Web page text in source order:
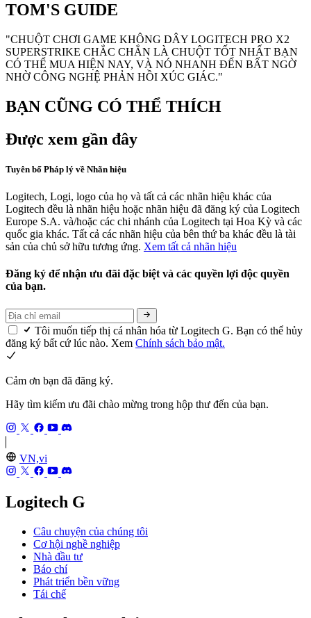
TOM'S GUIDE
"CHUỘT CHƠI GAME KHÔNG DÂY LOGITECH PRO X2
SUPERSTRIKE CHẮC CHẮN LÀ CHUỘT TỐT NHẤT BẠN
CÓ THỂ MUA HIỆN NAY, VÀ NÓ NHANH ĐẾN BẤT NGỜ
NHỜ CÔNG NGHỆ PHẢN HỒI XÚC GIÁC."
BẠN CŨNG CÓ THỂ THÍCH
Được xem gần đây
Tuyên bố Pháp lý về Nhãn hiệu
Logitech, Logi, logo của họ và tất cả các nhãn hiệu khác của
Logitech đều là nhãn hiệu hoặc nhãn hiệu đã đăng ký của Logitech
Europe S.A. và/hoặc các chi nhánh của Logitech tại Hoa Kỳ và các
quốc gia khác. Tất cả các nhãn hiệu của bên thứ ba khác đều là tài
sản của chủ sở hữu tương ứng. Xem tất cả nhãn hiệu
Đăng ký để nhận ưu đãi đặc biệt và các quyền lợi độc quyền
của bạn.
Tôi muốn tiếp thị cá nhân hóa từ Logitech G. Bạn có thể hủy
đăng ký bất cứ lúc nào. Xem Chính sách bảo mật.
Cảm ơn bạn đã đăng ký.
Hãy tìm kiếm ưu đãi chào mừng trong hộp thư đến của bạn.
VN,vi
Logitech G
Câu chuyện của chúng tôi
Cơ hội nghề nghiệp
Nhà đầu tư
Báo chí
Phát triển bền vững
Tái chế